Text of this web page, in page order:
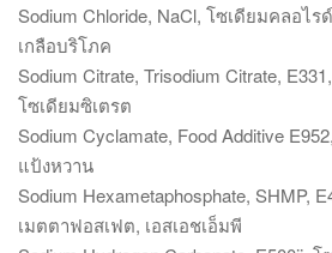
Sodium Chloride, NaCl, โซเดียมคลอไร
เกลือบริโภค
Sodium Citrate, Trisodium Citrate,
โซเดียมซิเตรต
Sodium Cyclamate, Food Additive
แป้งหวาน
Sodium Hexametaphosphate, SHMP,
เมตตาฟอสเฟต, เอสเอชเอ็มพี